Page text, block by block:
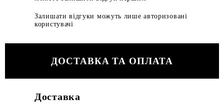
Залишати відгуки можуть лише авторизовані
користувачі
ДОСТАВКА ТА ОПЛАТА
Доставка